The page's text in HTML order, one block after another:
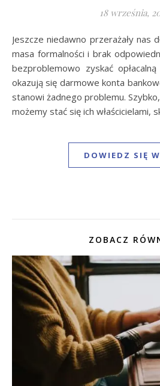
18 września,
Jeszcze niedawno przerażały nas długie kolejki w bankach,
masa formalności i brak
bezproblemowo zyskać
okazują się darmowe konta
stanowi żadnego problemu.
możemy stać się ich właścicielami,
DOWIEDZ SIĘ
ZOBACZ